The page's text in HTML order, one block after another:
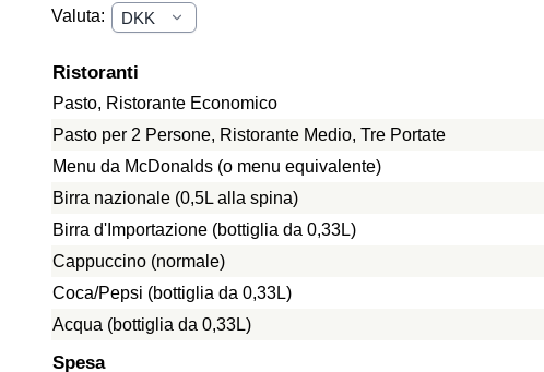
Valuta:
Ristoranti
Pasto, Ristorante Economico
Pasto per 2 Persone, Ristorante Medio, Tre Portate
Menu da McDonalds (o menu equivalente)
Birra nazionale (0,5L alla spina)
Birra d'Importazione (bottiglia da 0,33L)
Cappuccino (normale)
Coca/Pepsi (bottiglia da 0,33L)
Acqua (bottiglia da 0,33L)
Spesa